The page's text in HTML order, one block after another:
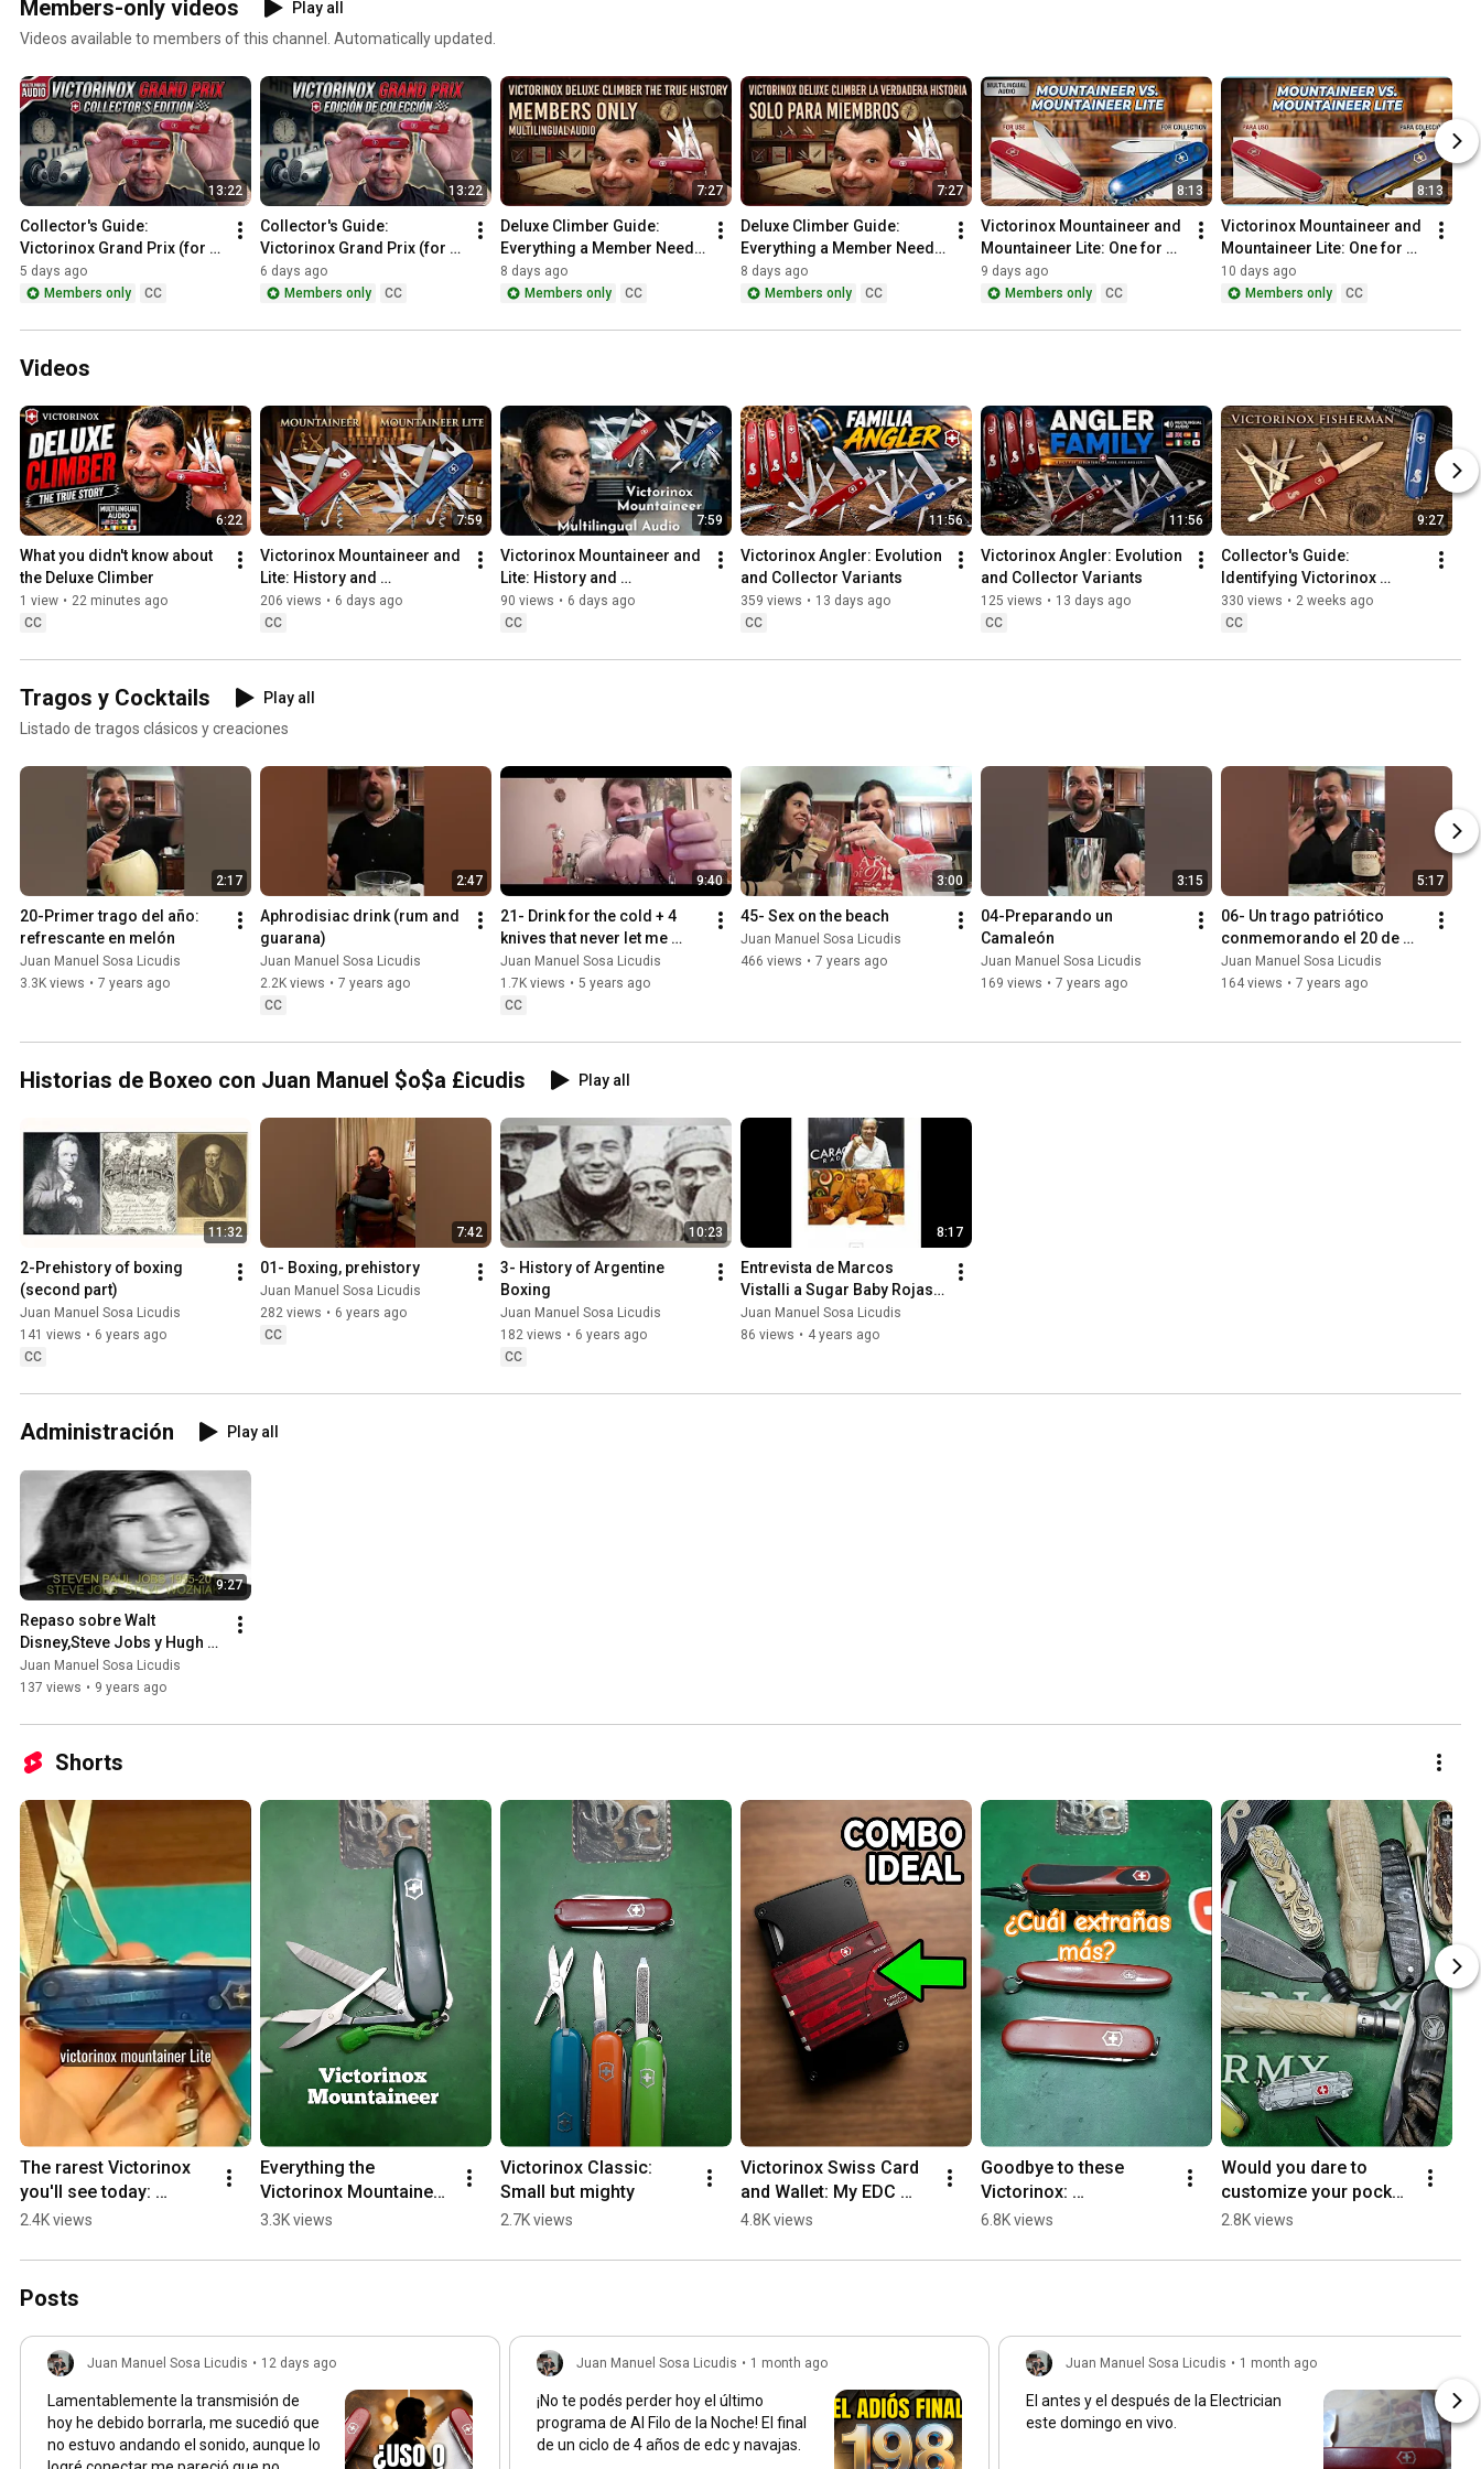
Members-only videos
Play all
Videos available to members of this channel. Automatically updated.
13:22
Collector's Guide:
Victorinox Grand Prix (for
MEMBERS)
5 days ago
Members only
CC
13:22
Collector's Guide:
Victorinox Grand Prix (for
MEMBERS)
6 days ago
Members only
CC
7:27
Deluxe Climber Guide:
Everything a Member Needs
to Know
8 days ago
Members only
CC
7:27
Deluxe Climber Guide:
Everything a Member Needs
to Know
8 days ago
Members only
CC
8:13
Victorinox Mountaineer and
Mountaineer Lite: One for
USE and one for your
COLLECTION
9 days ago
Members only
CC
8:13
Victorinox Mountaineer and
Mountaineer Lite: One for
USE and one for your
COLLECTION
10 days ago
Members only
CC
Videos
6:22
What you didn't know about
the Deluxe Climber
1 view • 22 minutes ago
CC
7:59
Victorinox Mountaineer and
Lite: History and
Comparison
206 views • 6 days ago
CC
7:59
Victorinox Mountaineer and
Lite: History and
Comparison
90 views • 6 days ago
CC
11:56
Victorinox Angler: Evolution
and Collector Variants
359 views • 13 days ago
CC
11:56
Victorinox Angler: Evolution
and Collector Variants
125 views • 13 days ago
CC
9:27
Collector's Guide:
Identifying Victorinox
Fisherman versions.
330 views • 2 weeks ago
CC
Tragos y Cocktails
Play all
Listado de tragos clásicos y creaciones
2:17
20-Primer trago del año:
refrescante en melón
Juan Manuel Sosa Licudis
3.3K views • 7 years ago
2:47
Aphrodisiac drink (rum and
guarana)
Juan Manuel Sosa Licudis
2.2K views • 7 years ago
CC
9:40
21- Drink for the cold + 4
knives that never let me
down for Avancarga 1975
Juan Manuel Sosa Licudis
1.7K views • 5 years ago
CC
3:00
45- Sex on the beach
Juan Manuel Sosa Licudis
466 views • 7 years ago
3:15
04-Preparando un
Camaleón
Juan Manuel Sosa Licudis
169 views • 7 years ago
5:17
06- Un trago patriótico
conmemorando el 20 de
noviembre
Juan Manuel Sosa Licudis
164 views • 7 years ago
Historias de Boxeo con Juan Manuel $o$a £icudis Play all
11:32
2-Prehistory of boxing
(second part)
Juan Manuel Sosa Licudis
141 views • 6 years ago
CC
7:42
01- Boxing, prehistory
Juan Manuel Sosa Licudis
282 views • 6 years ago
CC
10:23
3- History of Argentine
Boxing
Juan Manuel Sosa Licudis
182 views • 6 years ago
CC
8:17
Entrevista de Marcos
Vistalli a Sugar Baby Rojas
luego de la muerte de
Amílcar Brusa
Juan Manuel Sosa Licudis
86 views • 4 years ago
Administración Play all
9:27
Repaso sobre Walt
Disney,Steve Jobs y Hugh
Hefner
Juan Manuel Sosa Licudis
137 views • 9 years ago
Shorts
The rarest Victorinox
you'll see today:
Mountaineer Lite
2.4K views
Everything the
Victorinox Mountaineer
has to offer
3.3K views
Victorinox Classic:
Small but mighty
2.7K views
Victorinox Swiss Card
and Wallet: My EDC
combo
4.8K views
Goodbye to these
Victorinox:
Discontinued models
6.8K views
Would you dare to
customize your pocket
knife?
2.8K views
Posts
Juan Manuel Sosa Licudis • 12 days ago
Lamentablemente la transmisión de
hoy he debido borrarla, me sucedió que
no estuvo andando el sonido, aunque lo
Juan Manuel Sosa Licudis • 1 month ago
¡No te podés perder hoy el último
programa de Al Filo de la Noche! El final
de un ciclo de 4 años de edc y navajas.
Juan Manuel Sosa Licudis • 1 month ago
El antes y el después de la Electrician
este domingo en vivo.